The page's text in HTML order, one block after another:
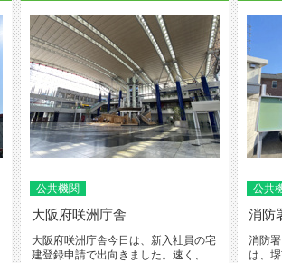
公共機関
大阪府咲洲庁舎
大阪府咲洲庁舎今日は、新入社員の宅
建登録申請で出向きました。速く、デ
公共
消防
消防
は、